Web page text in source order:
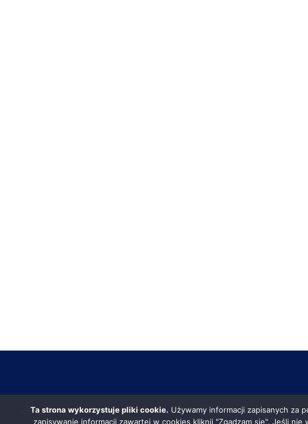
Ta strona wykorzystuje pliki cookie. Używamy informacji zapisanych za
zapisywanie informacji zawartej w cookies kliknij "Zgadzam się". Jeśli